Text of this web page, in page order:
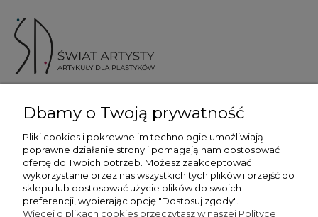
Więcej informacji
Płatność i dostawa
Dbamy o Twoją prywatność
Pliki cookies i pokrewne im technologie umożliwiają
poprawne działanie strony i pomagają nam dostosować
ofertę do Twoich potrzeb. Możesz zaakceptować
wykorzystanie przez nas wszystkich tych plików i przejść do
sklepu lub dostosować użycie plików do swoich
preferencji, wybierając opcję "Dostosuj zgody".
Więcej o plikach cookies przeczytasz w naszej Polityce